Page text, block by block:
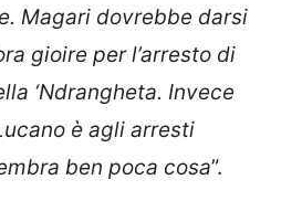
Magari dovrebbe darsi
gioire per l’arresto di
‘Ndrangheta. Invece
è agli arresti
ben poca cosa”.